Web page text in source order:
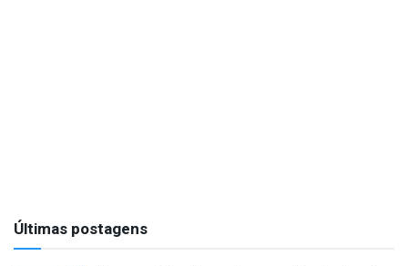
Últimas postagens